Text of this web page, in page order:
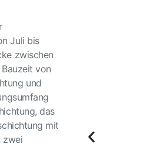
Juli bis
zwischen
von
und
das
mit
zwei